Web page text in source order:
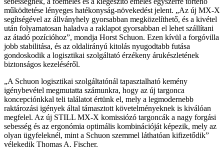
működtetése lényeges hatékonyság-növekedést jelent. „Az új MX-X
segítségével az állványhely gyorsabban megközelíthető, és a kivétel
után folyamatosan haladva a raklapot gyorsabban el lehet szállítani
az átadó pozícióhoz”, mondja Horst Schuon. Ezen kívül a forgóvilla
jobb stabilitása, és az oldalirányú kitolás nyugodtabb futása
gondoskodik a logisztikai szolgáltató érzékeny árukészletének
biztonságos kezeléséről.
„A Schuon logisztikai szolgáltatónál tapasztalható kemény
igénybevétel megmutatta számunkra, hogy az új targonca
koncepciónkkal teli találatot értünk el, mely a legmodernebb
raktározási igények által támasztott követelményeknek is kiválóan
megfelel. Az új STILL MX-X komissiózó targoncák a nagy forgási
sebesség és az ergonómia optimális kombinációját képezik, mely az
olyan ügyfeleknél, mint a Schuon szemmel láthatóan kifizetődik”
vélekedik Thomas A. Fischer.